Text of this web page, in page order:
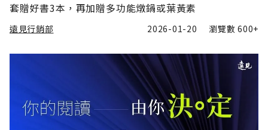
套贈好書3本，再加贈多功能燉鍋或葉黃素
遠見行銷部 2026-01-20 瀏覽數600+